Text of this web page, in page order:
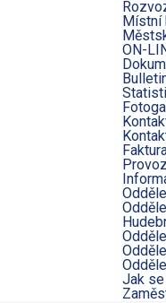
Místní
ON-
Jak